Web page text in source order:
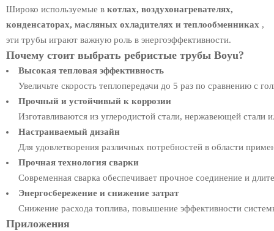
Широко используемые в котлах, воздухонагревателях,
конденсаторах, масляных охладителях и теплообменниках ,
эти трубы играют важную роль в энергоэффективности.
Почему стоит выбрать ребристые трубы Boyu?
Высокая тепловая эффективность
Увеличьте скорость теплопередачи до 5 раз по сравнению с
Прочный и устойчивый к коррозии
Изготавливаются из углеродистой стали, нержавеющей
Настраиваемый дизайн
Для удовлетворения различных потребностей в области
Прочная технология сварки
Современная сварка обеспечивает прочное соединение и
Энергосбережение и снижение затрат
Снижение расхода топлива, повышение эффективности
Приложения